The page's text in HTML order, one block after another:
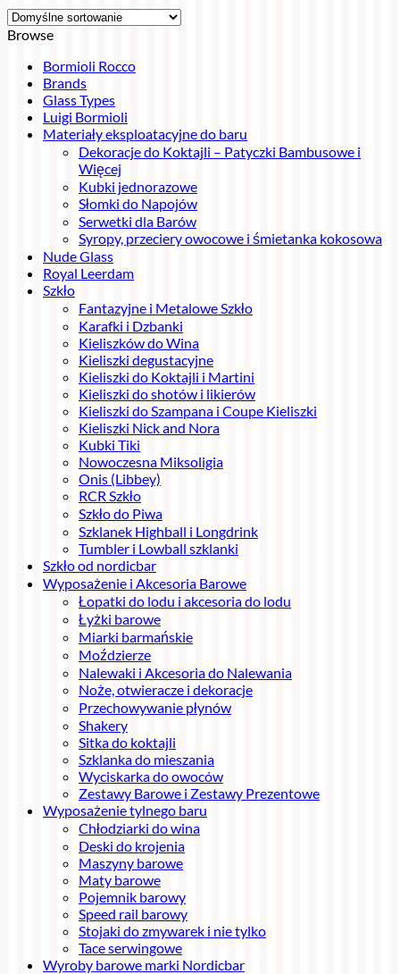
Browse
Bormioli Rocco
Brands
Glass Types
Luigi Bormioli
Materiały eksploatacyjne do baru
Dekoracje do Koktajli – Patyczki Bambusowe i
Więcej
Kubki jednorazowe
Słomki do Napojów
Serwetki dla Barów
Syropy, przeciery owocowe i śmietanka kokosowa
Nude Glass
Royal Leerdam
Szkło
Fantazyjne i Metalowe Szkło
Karafki i Dzbanki
Kieliszków do Wina
Kieliszki degustacyjne
Kieliszki do Koktajli i Martini
Kieliszki do shotów i likierów
Kieliszki do Szampana i Coupe Kieliszki
Kieliszki Nick and Nora
Kubki Tiki
Nowoczesna Miksoligia
Onis (Libbey)
RCR Szkło
Szkło do Piwa
Szklanek Highball i Longdrink
Tumbler i Lowball szklanki
Szkło od nordicbar
Wyposażenie i Akcesoria Barowe
Łopatki do lodu i akcesoria do lodu
Łyżki barowe
Miarki barmańskie
Moździerze
Nalewaki i Akcesoria do Nalewania
Noże, otwieracze i dekoracje
Przechowywanie płynów
Shakery
Sitka do koktajli
Szklanka do mieszania
Wyciskarka do owoców
Zestawy Barowe i Zestawy Prezentowe
Wyposażenie tylnego baru
Chłodziarki do wina
Deski do krojenia
Maszyny barowe
Maty barowe
Pojemnik barowy
Speed rail barowy
Stojaki do zmywarek i nie tylko
Tace serwingowe
Wyroby barowe marki Nordicbar